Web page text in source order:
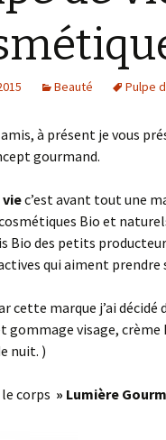
Beauté Pulpe
à présent je vous
gourmand.
viec’est avant tout une
Bio et
Bio des petits
qui aiment prendre
cette marque j’ai
gommage visage,
nuit. )
corps » Lumière